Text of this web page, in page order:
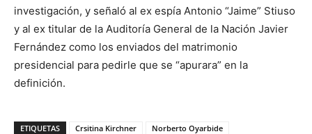
investigación, y señaló al ex espía Antonio “Jaime” Stiuso
y al ex titular de la Auditoría General de la Nación Javier
Fernández como los enviados del matrimonio
presidencial para pedirle que se “apurara” en la
definición.
ETIQUETAS Crsitina Kirchner Norberto Oyarbide